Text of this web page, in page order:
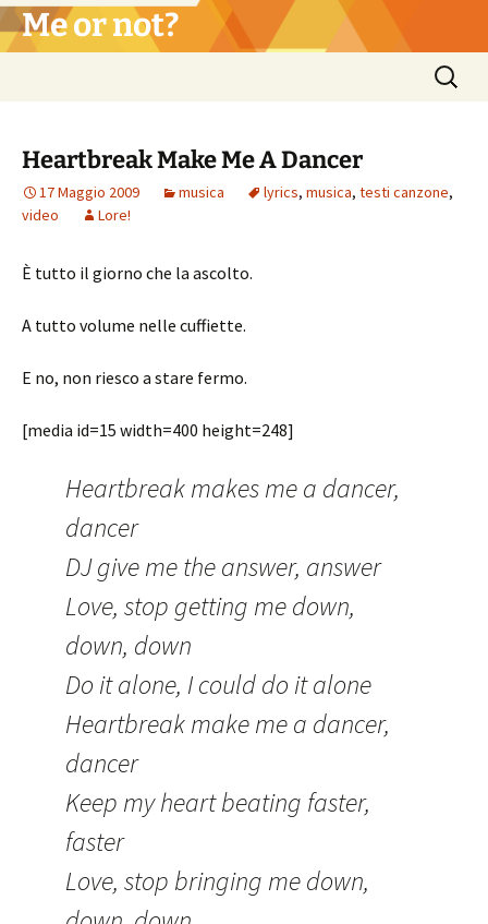
Vai
al Me or not?
Ricerca
per:
Heartbreak Make Me A Dancer
17 Maggio 2009 musica lyrics, musica, testi canzone,
video
Lore!
È tutto il giorno che la ascolto.
A tutto volume nelle cuffiette.
E no, non riesco a stare fermo.
[media id=15 width=400 height=248]
Heartbreak makes me a dancer,
dancer
DJ give me the answer, answer
Love, stop getting me down,
down, down
Do it alone, I could do it alone
Heartbreak make me a dancer,
dancer
Keep my heart beating faster,
faster
Love, stop bringing me down,